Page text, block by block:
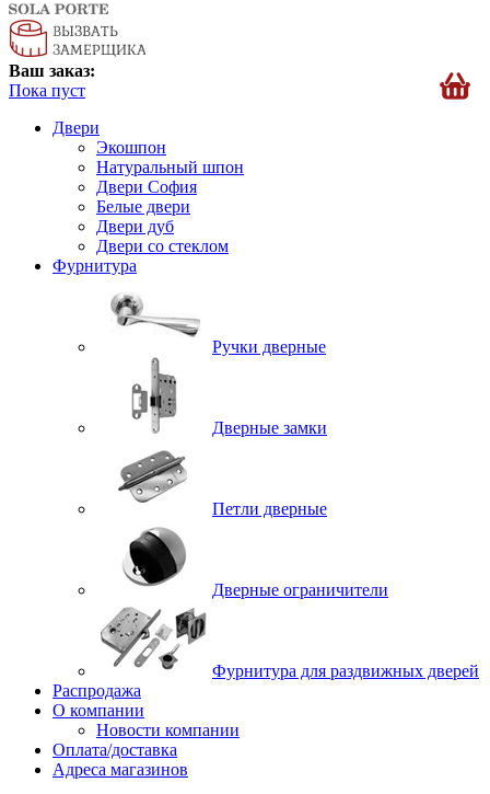
Ваш заказ:
Пока пуст
Двери
Экошпон
Натуральный шпон
Двери София
Белые двери
Двери дуб
Двери со стеклом
Фурнитура
Ручки дверные
Дверные замки
Петли дверные
Дверные ограничители
Фурнитура для раздвижных дверей
Распродажа
О компании
Новости компании
Оплата/доставка
Адреса магазинов